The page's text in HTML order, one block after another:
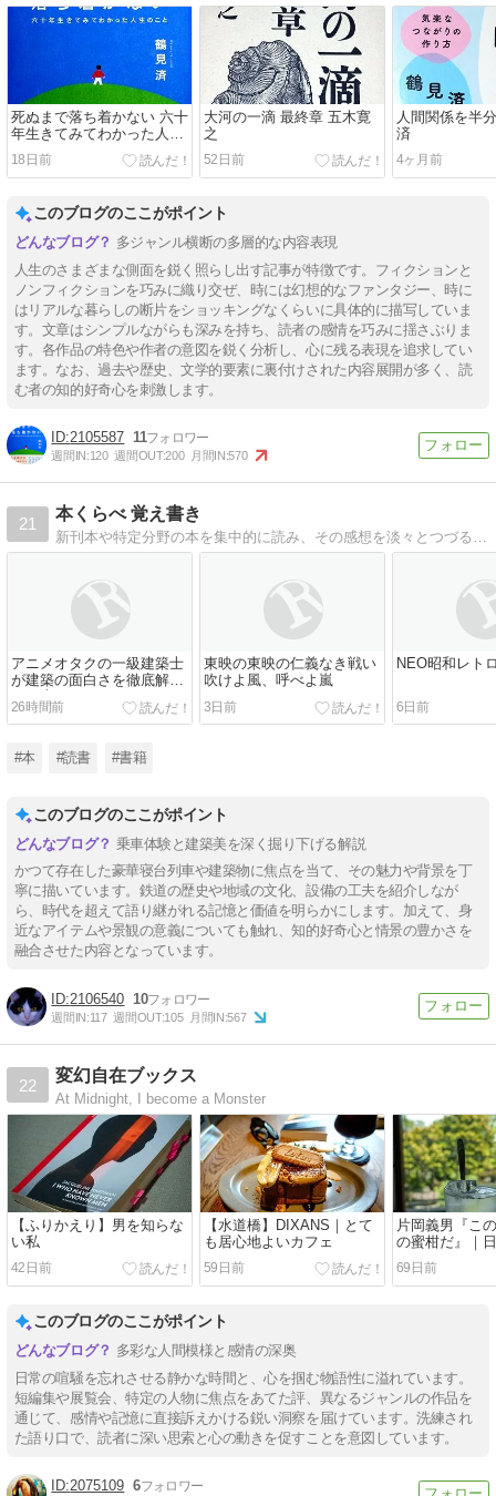
死ぬまで落ち着かない 六十
年生きてみてわかった人生
のこと 鶴見済
18日前
大河の一滴 最終章 五木寛
之
52日前
人間関係を半
済
4ヶ月前
このブログのここがポイント
多ジャンル横断の多層的な内容表現
人生のさまざまな側面を鋭く照らし出す記事が特徴です。フィクションと
ノンフィクションを巧みに織り交ぜ、時には幻想的なファンタジー、時に
はリアルな暮らしの断片をショッキングなくらいに具体的に描写していま
す。文章はシンプルながらも深みを持ち、読者の感情を巧みに揺さぶりま
す。各作品の特色や作者の意図を鋭く分析し、心に残る表現を追求してい
ます。なお、過去や歴史、文学的要素に裏付けされた内容展開が多く、読
む者の知的好奇心を刺激します。
2105587 11
週間IN:120 週間OUT:200 月間IN:570
21
本くらべ 覚え書き
新刊本や特定分野の本を集中的に読み、その感想を淡々とつづるという 自分向け書評とも言えるブログです。その本の特色をメインに記録します。
アニメオタクの一級建築士
が建築の面白さを徹底解剖
する本。
26時間前
東映の東映の仁義なき戦い
吹けよ風、呼べよ嵐
3日前
NEO昭和レト
6日前
#本 #読書 #書籍
このブログのここがポイント
乗車体験と建築美を深く掘り下げる解説
かつて存在した豪華寝台列車や建築物に焦点を当て、その魅力や背景を丁
寧に描いています。鉄道の歴史や地域の文化、設備の工夫を紹介しなが
ら、時代を超えて語り継がれる記憶と価値を明らかにします。加えて、身
近なアイテムや景観の意義についても触れ、知的好奇心と情景の豊かさを
融合させた内容となっています。
2106540 10
週間IN:117 週間OUT:105 月間IN:567
22
変幻自在ブックス
At Midnight, I become a Monster
【ふりかえり】男を知らな
い私
42日前
【水道橋】DIXANS｜とて
も居心地よいカフェ
59日前
片岡義男『こ
の蜜柑だ』｜
れる英文
69日前
このブログのここがポイント
多彩な人間模様と感情の深奥
日常の喧騒を忘れさせる静かな時間と、心を掴む物語性に溢れています。
短編集や展覧会、特定の人物に焦点をあてた評、異なるジャンルの作品を
通じて、感情や記憶に直接訴えかける鋭い洞察を届けています。洗練され
た語り口で、読者に深い思索と心の動きを促すことを意図しています。
2075109 6